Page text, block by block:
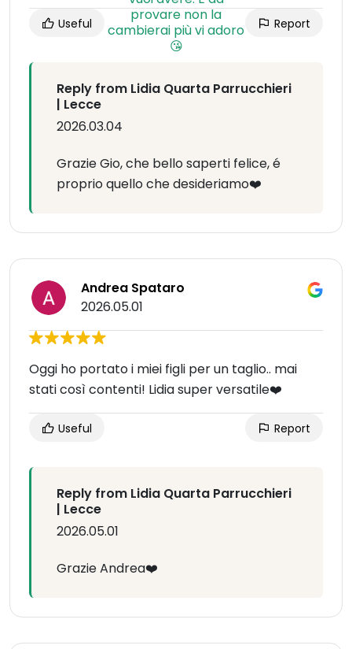
Useful Report
Reply from Lidia Quarta Parrucchieri
| Lecce
2026.03.04
Grazie Gio, che bello saperti felice, é
proprio quello che desideriamo❤️
Andrea Spataro
2026.05.01
Oggi ho portato i miei figli per un taglio.. mai
stati così contenti! Lidia super versatile❤️
Useful Report
Reply from Lidia Quarta Parrucchieri
| Lecce
2026.05.01
Grazie Andrea❤️